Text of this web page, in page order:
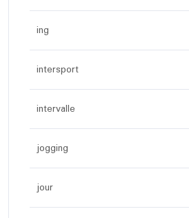
ing
intersport
intervalle
jogging
jour